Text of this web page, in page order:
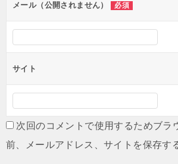
メール（公開されません） 必須
サイト
次回のコメントで使用するためブラ
前、メールアドレス、サイトを保存す